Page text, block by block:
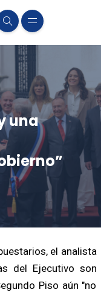
una
el analista
del Ejecutivo son
Piso aún "no